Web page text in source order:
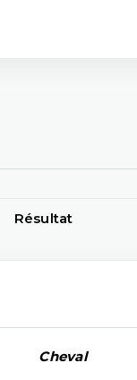
Résultat
Cheval